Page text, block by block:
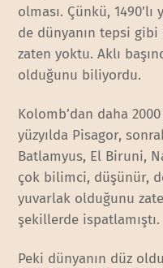
olması. Çünkü,
de dünyanın tepsi
zaten yoktu. Aklı
olduğunu biliyordu.
Kolomb’dan daha
yüzyılda Pisagor,
Batlamyus, El Biruni,
çok bilimci, düşünür,
yuvarlak olduğunu
şekillerde ispatlamıştı.
Peki dünyanın düz